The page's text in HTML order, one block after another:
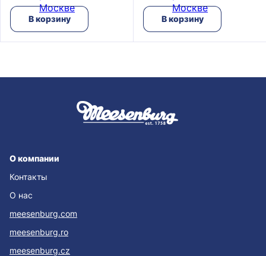
В корзину В корзину
О компании
Контакты
О нас
meesenburg.com
meesenburg.ro
meesenburg.cz